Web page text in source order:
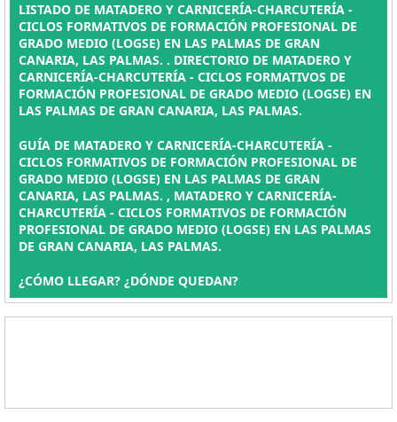
LISTADO DE MATADERO Y CARNICERÍA-CHARCUTERÍA -
CICLOS FORMATIVOS DE FORMACIÓN PROFESIONAL DE
GRADO MEDIO (LOGSE) EN LAS PALMAS DE GRAN
CANARIA, LAS PALMAS. . DIRECTORIO DE MATADERO Y
CARNICERÍA-CHARCUTERÍA - CICLOS FORMATIVOS DE
FORMACIÓN PROFESIONAL DE GRADO MEDIO (LOGSE) EN
LAS PALMAS DE GRAN CANARIA, LAS PALMAS.
GUÍA DE MATADERO Y CARNICERÍA-CHARCUTERÍA -
CICLOS FORMATIVOS DE FORMACIÓN PROFESIONAL DE
GRADO MEDIO (LOGSE) EN LAS PALMAS DE GRAN
CANARIA, LAS PALMAS. , MATADERO Y CARNICERÍA-
CHARCUTERÍA - CICLOS FORMATIVOS DE FORMACIÓN
PROFESIONAL DE GRADO MEDIO (LOGSE) EN LAS PALMAS
DE GRAN CANARIA, LAS PALMAS.
¿CÓMO LLEGAR? ¿DÓNDE QUEDAN?